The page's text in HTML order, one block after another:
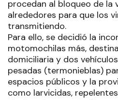
procedan al bloqueo de la
alrededores para que los
transmitiendo.
Para ello, se decidió la
motomochilas más,
domiciliaria y dos
pesadas (termonieblas)
espacios públicos y la
como larvicidas,